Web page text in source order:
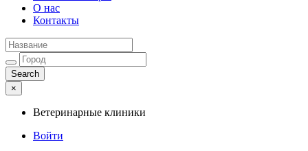
О нас
Контакты
×
Ветеринарные клиники
Войти